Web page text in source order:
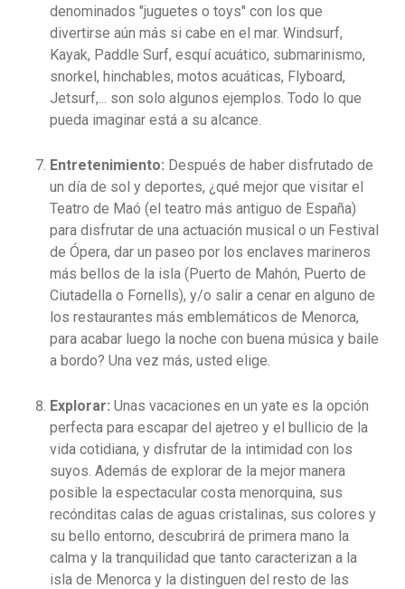
denominados "juguetes o toys" con los que
divertirse aún más si cabe en el mar. Windsurf,
Kayak, Paddle Surf, esquí acuático, submarinismo,
snorkel, hinchables, motos acuáticas, Flyboard,
Jetsurf,... son solo algunos ejemplos. Todo lo que
pueda imaginar está a su alcance.
Entretenimiento: Después de haber disfrutado de
un día de sol y deportes, ¿qué mejor que visitar el
Teatro de Maó (el teatro más antiguo de España)
para disfrutar de una actuación musical o un Festival
de Ópera, dar un paseo por los enclaves marineros
más bellos de la isla (Puerto de Mahón, Puerto de
Ciutadella o Fornells), y/o salir a cenar en alguno de
los restaurantes más emblemáticos de Menorca,
para acabar luego la noche con buena música y baile
a bordo? Una vez más, usted elige.
Explorar: Unas vacaciones en un yate es la opción
perfecta para escapar del ajetreo y el bullicio de la
vida cotidiana, y disfrutar de la intimidad con los
suyos. Además de explorar de la mejor manera
posible la espectacular costa menorquina, sus
recónditas calas de aguas cristalinas, sus colores y
su bello entorno, descubrirá de primera mano la
calma y la tranquilidad que tanto caracterizan a la
isla de Menorca y la distinguen del resto de las